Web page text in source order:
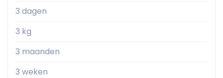
3 dagen
3 kg
3 maanden
3 weken